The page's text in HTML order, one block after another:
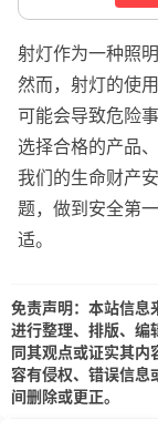
射灯作为一种照
然而，射灯的使
可能会导致危险
选择合格的产品
我们的生命财产
题，做到安全第
适。
免责声明：本站信息
进行整理、排版、编
同其观点或证实其内
容有侵权、错误信息
间删除或更正。